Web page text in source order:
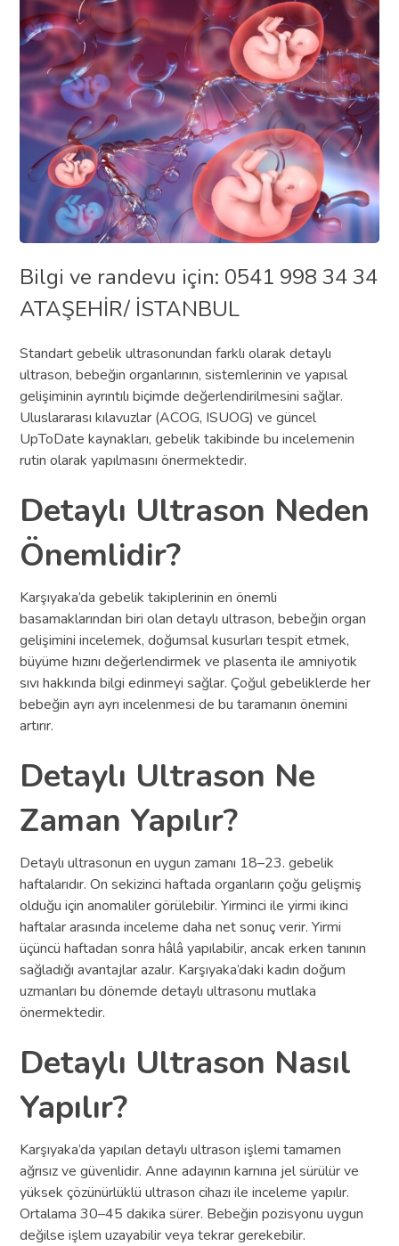
Bilgi ve randevu için: 0541 998 34 34
ATAŞEHİR/ İSTANBUL
Standart gebelik ultrasonundan farklı olarak detaylı
ultrason, bebeğin organlarının, sistemlerinin ve yapısal
gelişiminin ayrıntılı biçimde değerlendirilmesini sağlar.
Uluslararası kılavuzlar (ACOG, ISUOG) ve güncel
UpToDate kaynakları, gebelik takibinde bu incelemenin
rutin olarak yapılmasını önermektedir.
Detaylı Ultrason Neden
Önemlidir?
Karşıyaka’da gebelik takiplerinin en önemli
basamaklarından biri olan detaylı ultrason, bebeğin organ
gelişimini incelemek, doğumsal kusurları tespit etmek,
büyüme hızını değerlendirmek ve plasenta ile amniyotik
sıvı hakkında bilgi edinmeyi sağlar. Çoğul gebeliklerde her
bebeğin ayrı ayrı incelenmesi de bu taramanın önemini
artırır.
Detaylı Ultrason Ne
Zaman Yapılır?
Detaylı ultrasonun en uygun zamanı 18–23. gebelik
haftalarıdır. On sekizinci haftada organların çoğu gelişmiş
olduğu için anomaliler görülebilir. Yirminci ile yirmi ikinci
haftalar arasında inceleme daha net sonuç verir. Yirmi
üçüncü haftadan sonra hâlâ yapılabilir, ancak erken tanının
sağladığı avantajlar azalır. Karşıyaka’daki kadın doğum
uzmanları bu dönemde detaylı ultrasonu mutlaka
önermektedir.
Detaylı Ultrason Nasıl
Yapılır?
Karşıyaka’da yapılan detaylı ultrason işlemi tamamen
ağrısız ve güvenlidir. Anne adayının karnına jel sürülür ve
yüksek çözünürlüklü ultrason cihazı ile inceleme yapılır.
Ortalama 30–45 dakika sürer. Bebeğin pozisyonu uygun
değilse işlem uzayabilir veya tekrar gerekebilir.